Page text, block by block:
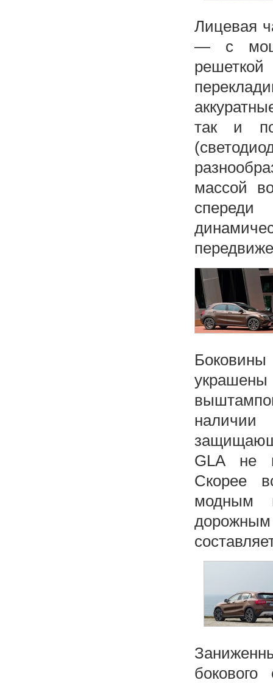
Лицевая
— с
так и
массой
наличии
GLA не
Скорее
модным